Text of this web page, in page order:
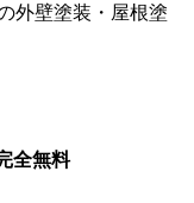
外壁塗装・屋根塗
全無料